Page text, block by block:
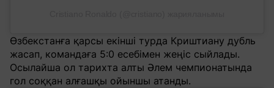
Өзбекстанға қарсы екінші турда Криштиану дубль
жасап, командаға 5:0 есебімен жеңіс сыйлады.
Осылайша ол тарихта алты Әлем чемпионатында
гол соққан алғашқы ойыншы атанды.